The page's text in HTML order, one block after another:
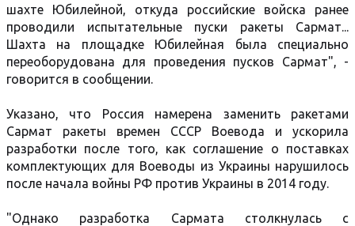
шахте Юбилейной, откуда российские войска ранее
проводили испытательные пуски ракеты Сармат...
Шахта на площадке Юбилейная была специально
переоборудована для проведения пусков Сармат", -
говорится в сообщении.
Указано, что Россия намерена заменить ракетами
Сармат ракеты времен СССР Воевода и ускорила
разработки после того, как соглашение о поставках
комплектующих для Воеводы из Украины нарушилось
после начала войны РФ против Украины в 2014 году.
"Однако разработка Сармата столкнулась с